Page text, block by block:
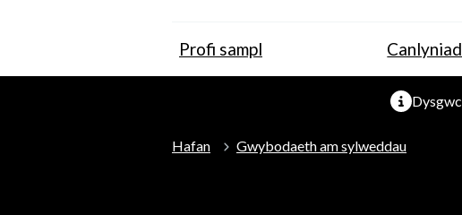
Profi sampl
Hafan Gwybodaeth am sylweddau